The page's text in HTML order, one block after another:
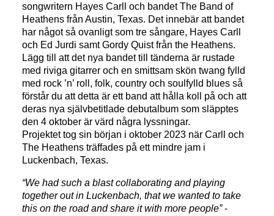
songwritern Hayes Carll och bandet The Band of
Heathens från Austin, Texas. Det innebär att bandet
har något så ovanligt som tre sångare, Hayes Carll
och Ed Jurdi samt Gordy Quist från the Heathens.
Lägg till att det nya bandet till tänderna är rustade
med riviga gitarrer och en smittsam skön twang fylld
med rock ’n’ roll, folk, country och soulfylld blues så
förstår du att detta är ett band att hålla koll på och att
deras nya självbetitlade debutalbum som släpptes
den 4 oktober är värd några lyssningar.
Projektet tog sin början i oktober 2023 när Carll och
The Heathens träffades på ett mindre jam i
Luckenbach, Texas.
“We had such a blast collaborating and playing
together out in Luckenbach, that we wanted to take
this on the road and share it with more people”-